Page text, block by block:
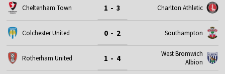
Cheltenham Town 1 - 3 Charlton Athletic
Colchester United 0 - 2 Southampton
Rotherham United 1 - 4
West Bromwich
Albion